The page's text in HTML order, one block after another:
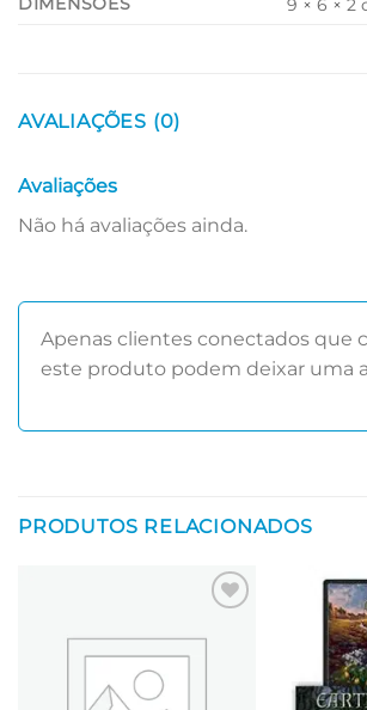
9 × 6 × 2
AVALIAÇÕES (0)
Avaliações
Não há avaliações ainda.
Apenas clientes conectados que
este produto podem deixar uma
PRODUTOS RELACIONADOS
aos meus
desejos